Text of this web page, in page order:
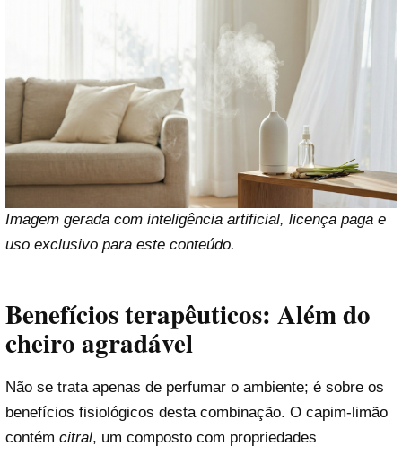
Imagem gerada com inteligência artificial, licença paga e
uso exclusivo para este conteúdo.
Benefícios terapêuticos: Além do
cheiro agradável
Não se trata apenas de perfumar o ambiente; é sobre os
benefícios fisiológicos desta combinação. O capim-limão
contém citral, um composto com propriedades